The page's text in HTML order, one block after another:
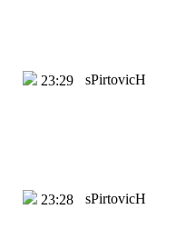
23:29 sPirtovicH
23:28 sPirtovicH